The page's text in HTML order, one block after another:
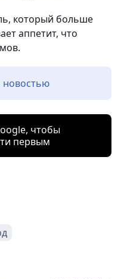
который больше
аппетит, что
новостью
чтобы
первым